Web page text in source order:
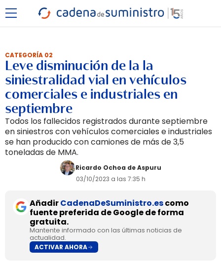
CATEGORÍA 02
Leve disminución de la la
siniestralidad vial en vehículos
comerciales e industriales en
septiembre
Todos los fallecidos registrados durante septiembre
en siniestros con vehículos comerciales e industriales
se han producido con camiones de más de 3,5
toneladas de MMA.
Ricardo Ochoa de Aspuru
03/10/2023 a las 7:35 h
AñadirCadenaDeSuministro.escomo
fuente preferida de Google de forma
gratuita.
Mantente informado con las últimas noticias de
actualidad.
ACTIVAR AHORA